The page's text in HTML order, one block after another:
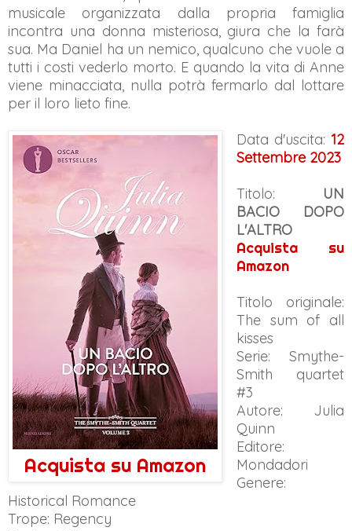
musicale organizzata dalla propria famiglia
incontra una donna misteriosa, giura che la farà
sua. Ma Daniel ha un nemico, qualcuno che vuole a
tutti i costi vederlo morto. E quando la vita di Anne
viene minacciata, nulla potrà fermarlo dal lottare
per il loro lieto fine.
Acquista su Amazon
Data d'uscita: 12
Settembre 2023
Titolo: UN
BACIO DOPO
L'ALTRO
Acquista su
Amazon
Titolo originale:
The sum of all
kisses
Serie: Smythe-
Smith quartet
#3
Autore: Julia
Quinn
Editore:
Mondadori
Genere:
Historical Romance
Trope: Regency